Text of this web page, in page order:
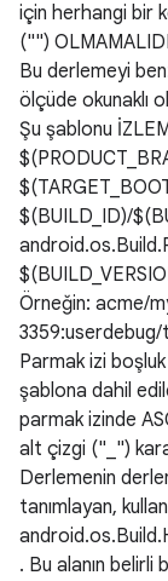
için herhangi bir
("")
Bu derlemeyi
ölçüde okunaklı
Şu şablonu
$(BUILD_ID)/
Örneğin: acme/
Parmak izi boşluk
şablona dahil
parmak izinde
alt çizgi ("_")
Derlemenin
tanımlayan,
. Bu alanın